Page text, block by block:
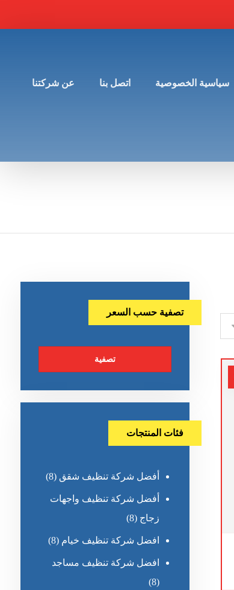
سياسية الخصوصية اتصل بنا عن شركتنا
تصفية حسب السعر
تصفية
فئات المنتجات
أفضل شركة تنظيف شقق (8)
أفضل شركة تنظيف واجهات
زجاج (8)
افضل شركة تنظيف خيام (8)
افضل شركة تنظيف مساجد
(8)